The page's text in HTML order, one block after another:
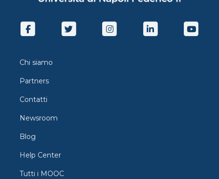
Chi siamo
Partners
Contatti
Newsroom
Blog
Help Center
Tutti i MOOC